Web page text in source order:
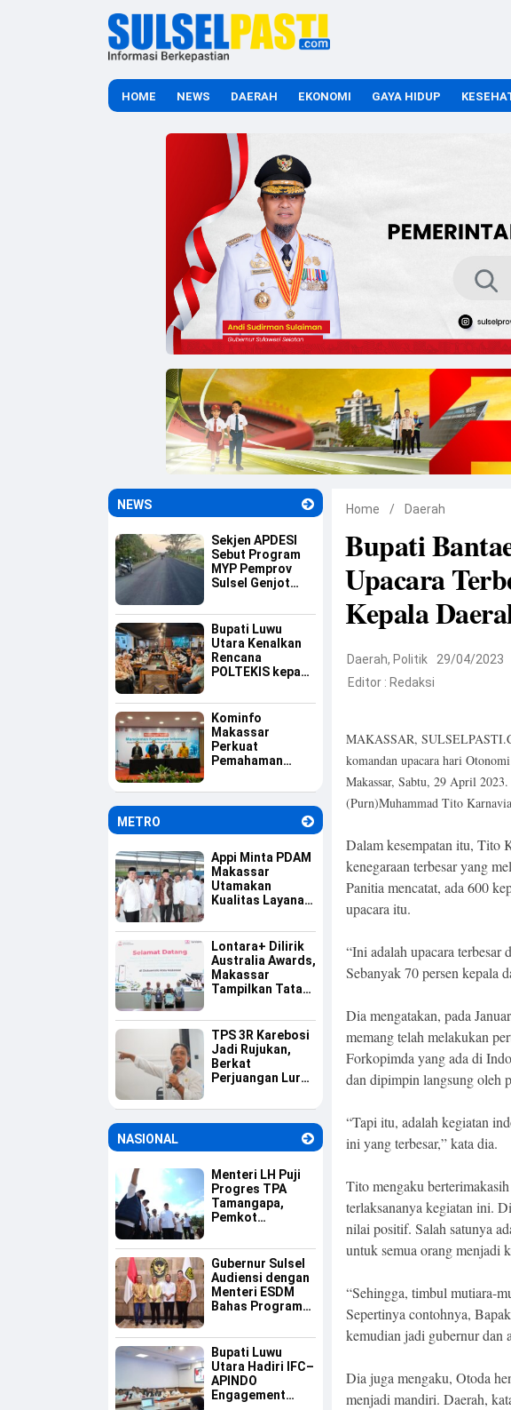
HOME NEWS DAERAH EKONOMI GAYA HIDUP
NEWS
Sekjen APDESI
Sebut Program
MYP Pemprov
Sulsel Genjot
Bupati Luwu
Utara Kenalkan
Rencana
POLTEKIS kepada
Raya di
Yogyakarta
Kominfo
Makassar
Perkuat
Pemahaman
Keamanan
Informasi
METRO
Appi Minta PDAM
Makassar
Utamakan
Kualitas Layanan
Likuiditas
Perusahaan
Lontara+ Dilirik
Australia Awards,
Makassar
Tampilkan Tata
Pemerintahan
Berbasis Digital
TPS 3R Karebosi
Jadi Rujukan,
Berkat
Perjuangan Lurah
Budaya Pilah
Sampah
NASIONAL
Menteri LH Puji
Progres TPA
Tamangapa,
Pemkot
Serius Benahi
Sampah
Gubernur Sulsel
Audiensi dengan
Menteri ESDM
Bahas Program
Kebutuhan BBM
Kepulauan
Bupati Luwu
Utara Hadiri IFC–
APINDO
Engagement
Home / Daerah
Bupati
Upacara
Kepala
Daerah, Politik 29/04/2023
Editor : Redaksi
MAKASSAR,
komandan upacara hari
Makassar, Sabtu, 29 April
(Purn)Muhammad Tito
Dalam kesempatan itu, Tito
kenegaraan terbesar yang
Panitia mencatat, ada 600
upacara itu.
“Ini adalah upacara terbesar
Sebanyak 70 persen kepala
Dia mengatakan, pada
memang telah melakukan
Forkopimda yang ada di
dan dipimpin langsung oleh
“Tapi itu, adalah kegiatan
ini yang terbesar,” kata dia.
Tito mengaku
terlaksananya kegiatan ini.
nilai positif. Salah satunya
untuk semua orang menjadi
“Sehingga, timbul mutiara-
Sepertinya contohnya,
kemudian jadi gubernur dan
Dia juga mengaku, Otoda
menjadi mandiri. Daerah,